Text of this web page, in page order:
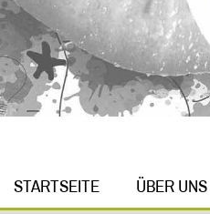
STARTSEITE ÜBER UNS